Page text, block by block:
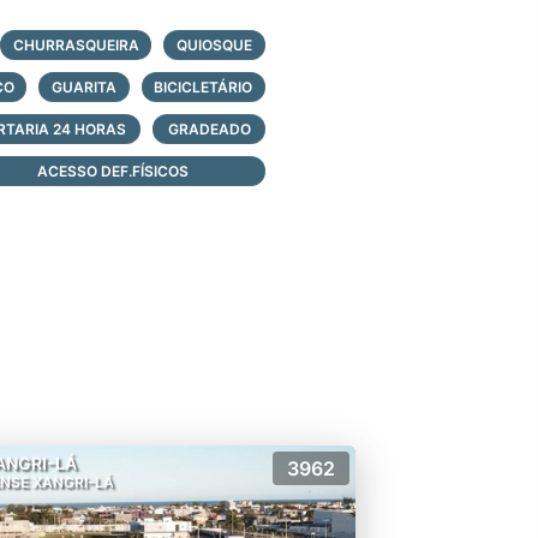
CHURRASQUEIRA QUIOSQUE
GUARITA BICICLETÁRIO
24 HORAS GRADEADO
ACESSO DEF.FÍSICOS
LÁ
XANGRI-LÁ
3962